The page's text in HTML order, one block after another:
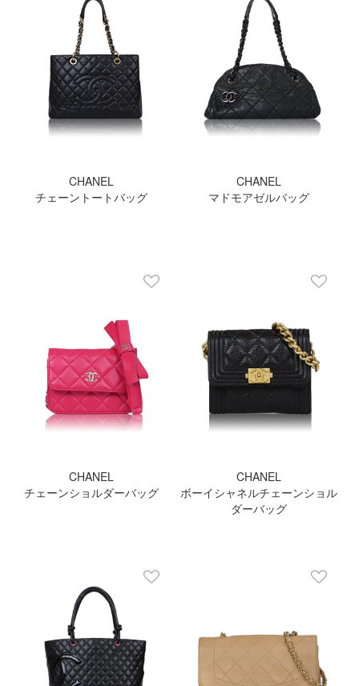
CHANEL
チェーントートバッグ
CHANEL
マドモアゼルバッグ
CHANEL
チェーンショルダーバッグ
CHANEL
ボーイシャネルチェーンショル
ダーバッグ